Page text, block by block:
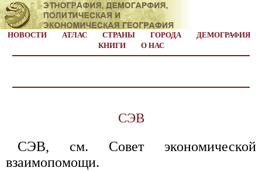
НОВОСТИ АТЛАС СТРАНЫ ГОРОДА
ДЕМОГРАФИЯ
КНИГИ
О НАС
СЭВ
СЭВ, см. Совет экономической
взаимопомощи.